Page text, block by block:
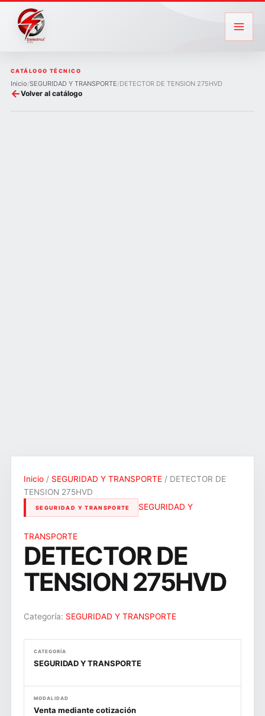
contenido
CATÁLOGO TÉCNICO
Inicio/SEGURIDAD Y TRANSPORTE/DETECTOR DE TENSION 275HVD
←Volver al catálogo
Inicio / SEGURIDAD Y TRANSPORTE / DETECTOR DE
TENSION 275HVD
SEGURIDAD Y TRANSPORTE SEGURIDAD Y
TRANSPORTE
DETECTOR DE
TENSION 275HVD
Categoría: SEGURIDAD Y TRANSPORTE
CATEGORÍA
SEGURIDAD Y TRANSPORTE
MODALIDAD
Venta mediante cotización